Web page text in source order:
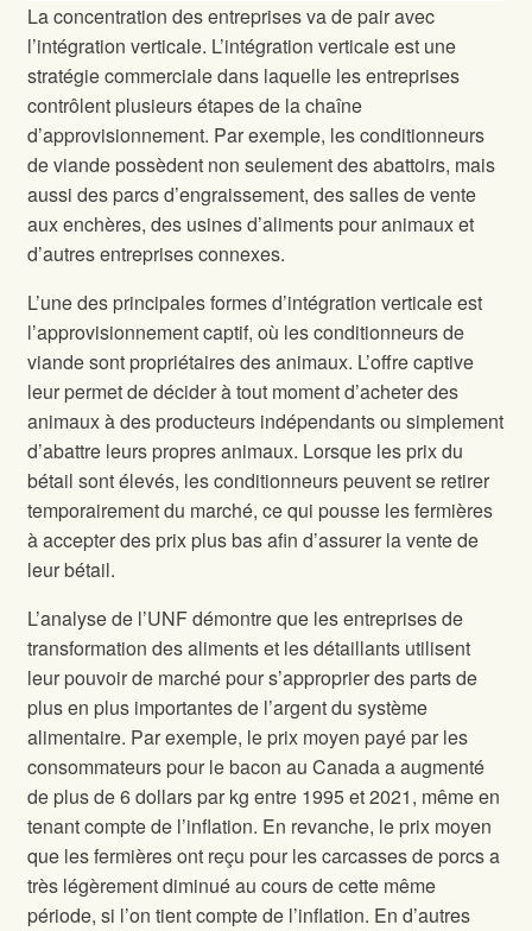
La concentration des entreprises va de pair avec
l’intégration verticale. L’intégration verticale est une
stratégie commerciale dans laquelle les entreprises
contrôlent plusieurs étapes de la chaîne
d’approvisionnement. Par exemple, les conditionneurs
de viande possèdent non seulement des abattoirs, mais
aussi des parcs d’engraissement, des salles de vente
aux enchères, des usines d’aliments pour animaux et
d’autres entreprises connexes.
L’une des principales formes d’intégration verticale est
l’approvisionnement captif, où les conditionneurs de
viande sont propriétaires des animaux. L’offre captive
leur permet de décider à tout moment d’acheter des
animaux à des producteurs indépendants ou simplement
d’abattre leurs propres animaux. Lorsque les prix du
bétail sont élevés, les conditionneurs peuvent se retirer
temporairement du marché, ce qui pousse les fermières
à accepter des prix plus bas afin d’assurer la vente de
leur bétail.
L’analyse de l’UNF démontre que les entreprises de
transformation des aliments et les détaillants utilisent
leur pouvoir de marché pour s’approprier des parts de
plus en plus importantes de l’argent du système
alimentaire. Par exemple, le prix moyen payé par les
consommateurs pour le bacon au Canada a augmenté
de plus de 6 dollars par kg entre 1995 et 2021, même en
tenant compte de l’inflation. En revanche, le prix moyen
que les fermières ont reçu pour les carcasses de porcs a
très légèrement diminué au cours de cette même
période, si l’on tient compte de l’inflation. En d’autres